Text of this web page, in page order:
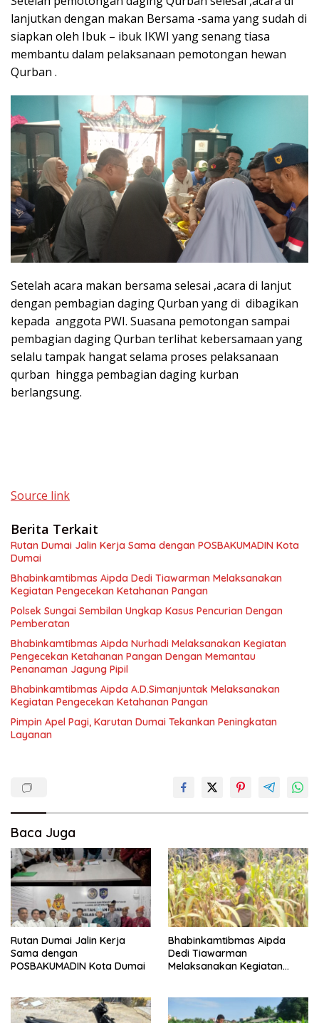
lanjutkan dengan makan Bersama -sama yang sudah di
siapkan oleh Ibuk – ibuk IKWI yang senang tiasa
membantu dalam pelaksanaan pemotongan hewan
Qurban .
Setelah acara makan bersama selesai ,acara di lanjut
dengan pembagian daging Qurban yang di dibagikan
kepada anggota PWI. Suasana pemotongan sampai
pembagian daging Qurban terlihat kebersamaan yang
selalu tampak hangat selama proses pelaksanaan
qurban hingga pembagian daging kurban
berlangsung.
Source link
Berita Terkait
Rutan Dumai Jalin Kerja Sama dengan POSBAKUMADIN Kota
Dumai
Bhabinkamtibmas Aipda Dedi Tiawarman Melaksanakan
Kegiatan Pengecekan Ketahanan Pangan
Polsek Sungai Sembilan Ungkap Kasus Pencurian Dengan
Pemberatan
Bhabinkamtibmas Aipda Nurhadi Melaksanakan Kegiatan
Pengecekan Ketahanan Pangan Dengan Memantau
Penanaman Jagung Pipil
Bhabinkamtibmas Aipda A.D.Simanjuntak Melaksanakan
Kegiatan Pengecekan Ketahanan Pangan
Pimpin Apel Pagi, Karutan Dumai Tekankan Peningkatan
Layanan
Baca Juga
Rutan Dumai Jalin Kerja
Sama dengan
POSBAKUMADIN Kota Dumai
Bhabinkamtibmas Aipda
Dedi Tiawarman
Melaksanakan Kegiatan